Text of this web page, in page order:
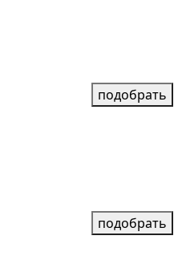
подобрать
подобрать